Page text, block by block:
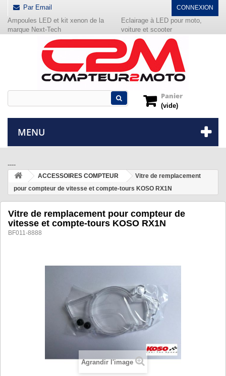
CONNEXION
Par Email
Ampoules LED et kit xenon de la
marque Next-Tech
Eclairage à LED pour moto,
voiture et scooter
Panier
(vide)
MENU
----
ACCESSOIRES COMPTEUR
Vitre de remplacement
pour compteur de vitesse et compte-tours KOSO RX1N
Vitre de remplacement pour compteur de
vitesse et compte-tours KOSO RX1N
BF011-8888
Agrandir l'image